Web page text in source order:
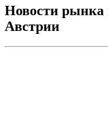
Новости рынка
Австрии